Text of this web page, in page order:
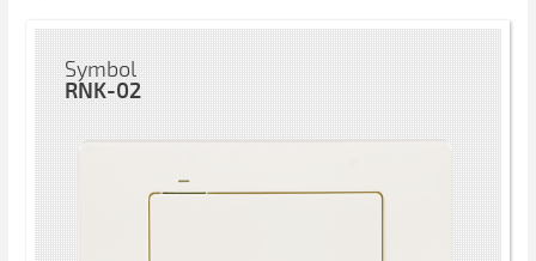
Symbol
RNK-02